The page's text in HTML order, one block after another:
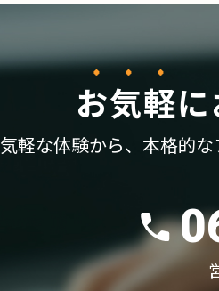
お気軽に
気軽な体験から、 本格的